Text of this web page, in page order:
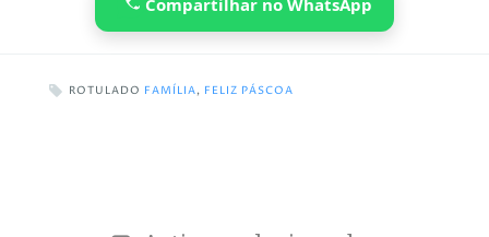
ROTULADO FAMÍLIA, FELIZ PÁSCOA